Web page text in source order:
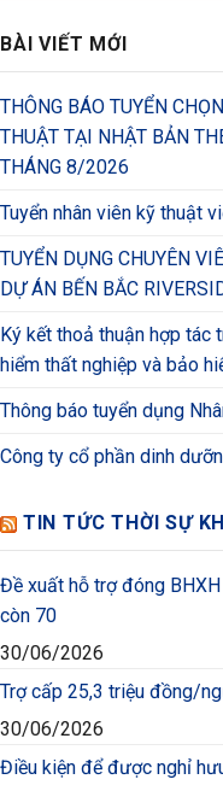
BÀI VIẾT MỚI
THÔNG BÁO TUYỂN
THUẬT TẠI NHẬT BẢN
THÁNG 8/2026
Tuyển nhân viên kỹ thuật
TUYỂN DỤNG CHUYÊN
DỰ ÁN BẾN BẮC
Ký kết thoả thuận hợp tác
hiểm thất nghiệp và bảo
Thông báo tuyển dụng
Công ty cổ phần dinh
TIN TỨC THỜI SỰ
Đề xuất hỗ trợ đóng
còn 70
30/06/2026
Trợ cấp 25,3 triệu đồng/
30/06/2026
Điều kiện để được nghỉ